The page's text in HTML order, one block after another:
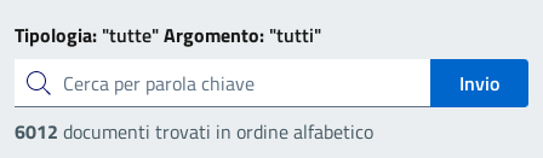
Tipologia: "tutte"Argomento: "tutti"
cerca
Invio
6012 documenti trovati in ordine alfabetico